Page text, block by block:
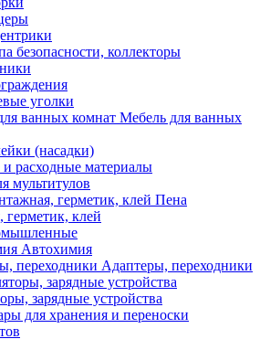
безопасности, коллекторы
уголки
Мебель для ванных
(насадки)
расходные материалы
мультитулов
Пена
герметик, клей
Автохимия
Адаптеры, переходники
зарядные устройства